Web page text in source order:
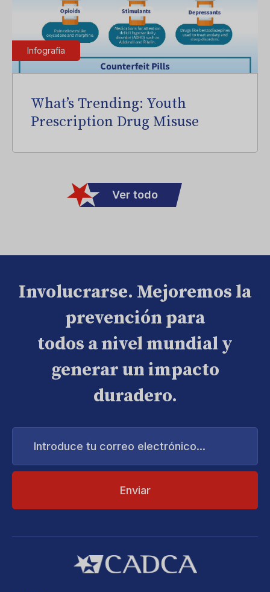
Infografía
What’s Trending: Youth
Prescription Drug Misuse
Ver todo
Involucrarse. Mejoremos la
prevención para
todos a nivel mundial y
generar un impacto
duradero.
Introduce
correo